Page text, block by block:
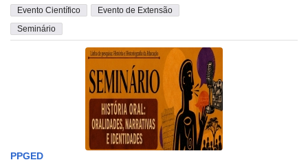
Evento Científico
Evento de Extensão
Seminário
PPGED